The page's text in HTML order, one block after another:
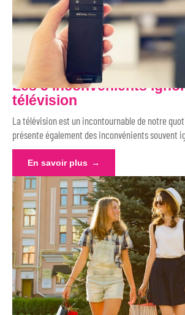
Les 5 inconvénients
télévision
La télévision est un incontournable de notre
présente également des inconvénients souvent
En savoir plus